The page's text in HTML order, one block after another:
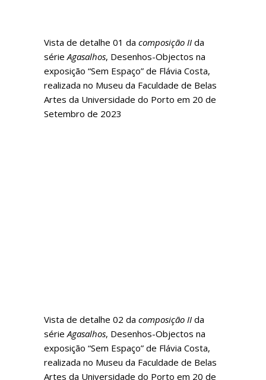
Vista de detalhe 01 da composição II da
série Agasalhos, Desenhos-Objectos na
exposição “Sem Espaço” de Flávia Costa,
realizada no Museu da Faculdade de Belas
Artes da Universidade do Porto em 20 de
Setembro de 2023
Vista de detalhe 02 da composição II da
sérieAgasalhos, Desenhos-Objectos na
exposição “Sem Espaço” de Flávia Costa,
realizada no Museu da Faculdade de Belas
Artes da Universidade do Porto em 20 de